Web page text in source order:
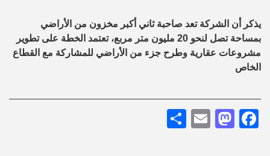
يذكر أن الشركة تعد صاحبة ثاني أكبر مخزون من الأراضي
بمساحة تصل لنحو 20 مليون متر مربع، تعتمد الخطة على تطوير
مشروعات عقارية وطرح جزء من الأراضي للمشاركة مع القطاع
الخاص
Facebook
Mastodon
Email